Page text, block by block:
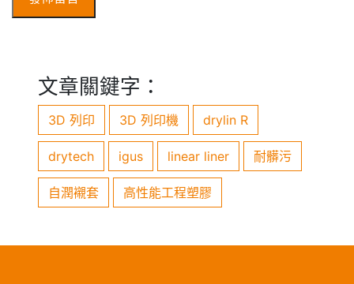
文章關鍵字：
3D 列印 3D 列印機 drylin R
drytech igus linear liner 耐髒污
自潤襯套 高性能工程塑膠